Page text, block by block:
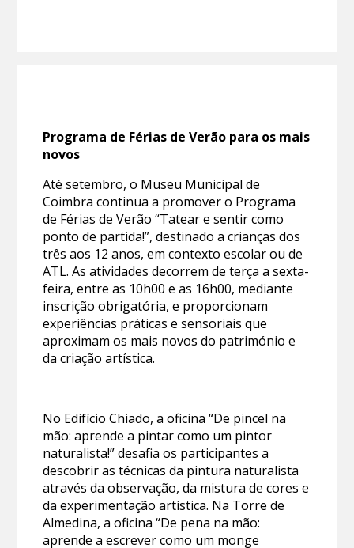
Programa de Férias de Verão para os mais
novos
Até setembro, o Museu Municipal de
Coimbra continua a promover o Programa
de Férias de Verão “Tatear e sentir como
ponto de partida!”, destinado a crianças dos
três aos 12 anos, em contexto escolar ou de
ATL. As atividades decorrem de terça a sexta-
feira, entre as 10h00 e as 16h00, mediante
inscrição obrigatória, e proporcionam
experiências práticas e sensoriais que
aproximam os mais novos do património e
da criação artística.
No Edifício Chiado, a oficina “De pincel na
mão: aprende a pintar como um pintor
naturalista!” desafia os participantes a
descobrir as técnicas da pintura naturalista
através da observação, da mistura de cores e
da experimentação artística. Na Torre de
Almedina, a oficina “De pena na mão:
aprende a escrever como um monge